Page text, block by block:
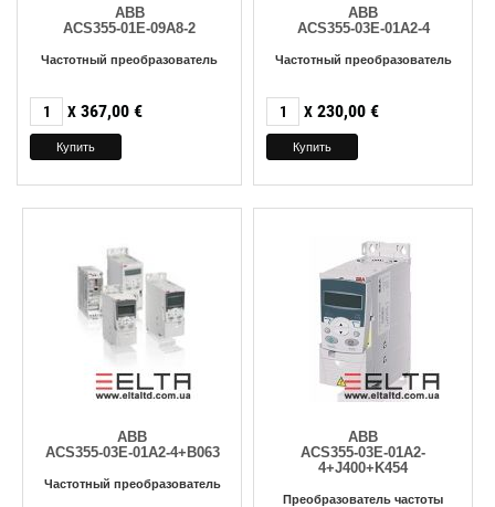
ABB
ACS355-01E-09A8-2
Частотный преобразователь
X 367,00 €
ABB
ACS355-03E-01A2-4
Частотный преобразователь
X 230,00 €
ABB
ACS355-03E-01A2-4+B063
Частотный преобразователь
ABB
ACS355-03E-01A2-
4+J400+K454
Преобразователь частоты